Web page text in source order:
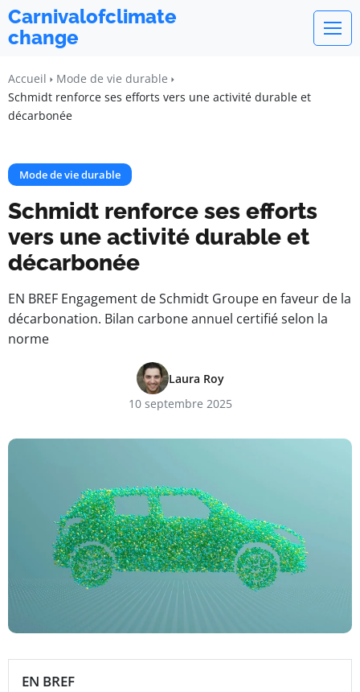
Carnivalofclimate
change
Accueil
Mode de vie durable
Schmidt renforce ses efforts vers une activité durable et
décarbonée
Mode de vie durable
Schmidt renforce ses efforts
vers une activité durable et
décarbonée
EN BREF Engagement de Schmidt Groupe en faveur de la
décarbonation. Bilan carbone annuel certifié selon la
norme
Laura Roy
10 septembre 2025
EN BREF